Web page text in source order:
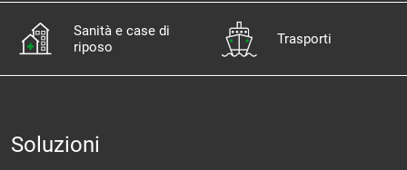
Sanità e case di
riposo
Trasporti
Soluzioni